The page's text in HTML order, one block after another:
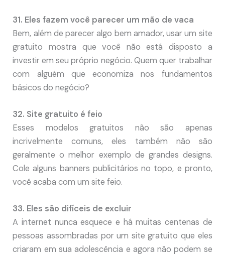
31. Eles fazem você parecer um mão de vaca
Bem, além de parecer algo bem amador, usar um site
gratuito mostra que você não está disposto a
investir em seu próprio negócio. Quem quer trabalhar
com alguém que economiza nos fundamentos
básicos do negócio?
32. Site gratuito é feio
Esses modelos gratuitos não são apenas
incrivelmente comuns, eles também não são
geralmente o melhor exemplo de grandes designs.
Cole alguns banners publicitários no topo, e pronto,
você acaba com um site feio.
33. Eles são difíceis de excluir
A internet nunca esquece e há muitas centenas de
pessoas assombradas por um site gratuito que eles
criaram em sua adolescência e agora não podem se